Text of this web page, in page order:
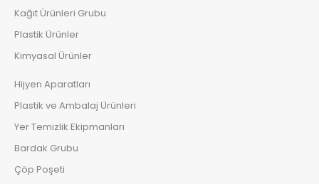
Kağıt Ürünleri Grubu
Plastik Ürünler
Kimyasal Ürünler
Hijyen Aparatları
Plastik ve Ambalaj Ürünleri
Yer Temizlik Ekipmanları
Bardak Grubu
Çöp Poşeti